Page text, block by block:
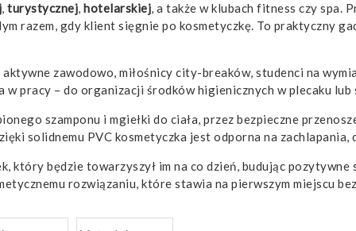
, turystycznej, hotelarskiej, a także w klubach fitness czy spa.
razem, gdy klient sięgnie po kosmetyczkę. To praktyczny
zawodowo, miłośnicy city-breaków, studenci na
pracy – do organizacji środków higienicznych w plecaku lub
szamponu i mgiełki do ciała, przez bezpieczne
solidnemu PVC kosmetyczka jest odporna na
który będzie towarzyszył im na co dzień, budując
rozwiązaniu, które stawia na pierwszym miejscu